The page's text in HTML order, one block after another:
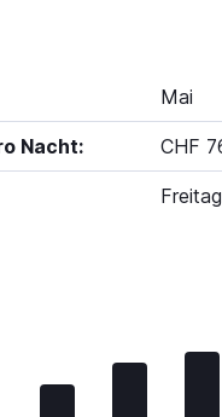
Mai
Nacht: CHF
Freitag